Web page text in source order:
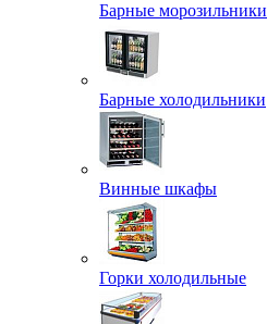
Барные морозильники
Барные холодильники
Винные шкафы
Горки холодильные